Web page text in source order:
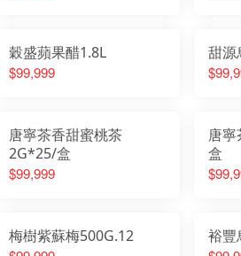
穀盛蘋果醋1.8L
$99,999
甜源
唐寧茶香甜蜜桃茶
2G*25/盒
$99,999
唐
盒
梅樹紫蘇梅500G.12 裕豐